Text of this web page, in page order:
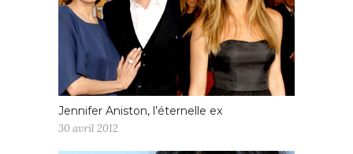
Jennifer Aniston, l’éternelle ex
30 avril 2012